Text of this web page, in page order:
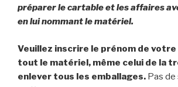
préparer le cartable et les affaires
en lui nommant le matériel.
Veuillez inscrire le prénom de
tout le matériel, même celui de la
enlever tous les emballages. Pas de